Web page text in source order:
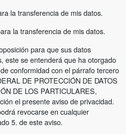
la transferencia de mis datos.
la transferencia de mis datos.
para que sus datos
este se entenderá que ha otorgado
conformidad con el párrafo tercero
DE PROTECCIÓN DE DATOS
DE LOS PARTICULARES,
el presente aviso de privacidad.
revocarse en cualquier
5. de este aviso.